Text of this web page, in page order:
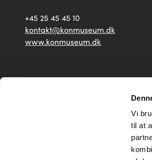
Vi
til at
+45 25 45 45 10
kontakt@konmuseum.dk
www.konmuseum.dk